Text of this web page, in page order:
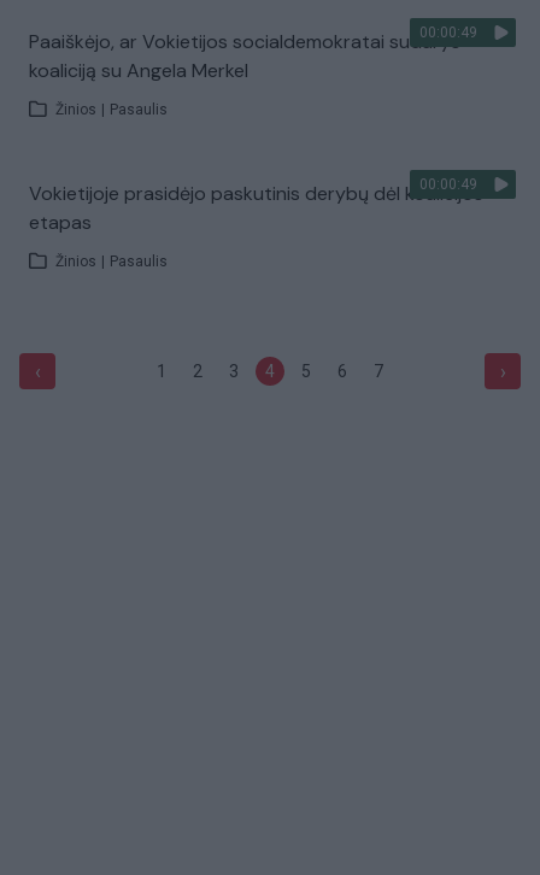
00:00:49
Paaiškėjo, ar Vokietijos socialdemokratai sudarys
koaliciją su Angela Merkel
Žinios Pasaulis
00:00:49
Vokietijoje prasidėjo paskutinis derybų dėl koalicijos
etapas
Žinios Pasaulis
‹ 1 2 3 4 5 6 7 ›